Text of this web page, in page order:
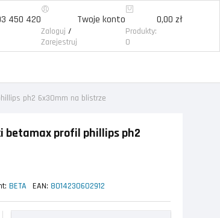
450 420 Twoje konto
Zaloguj /
Zarejestruj
0,00 zł
Produkty:
0
ph2 6x30mm na blistrze
betamax profil phillips ph2
BETA EAN: 8014230602912